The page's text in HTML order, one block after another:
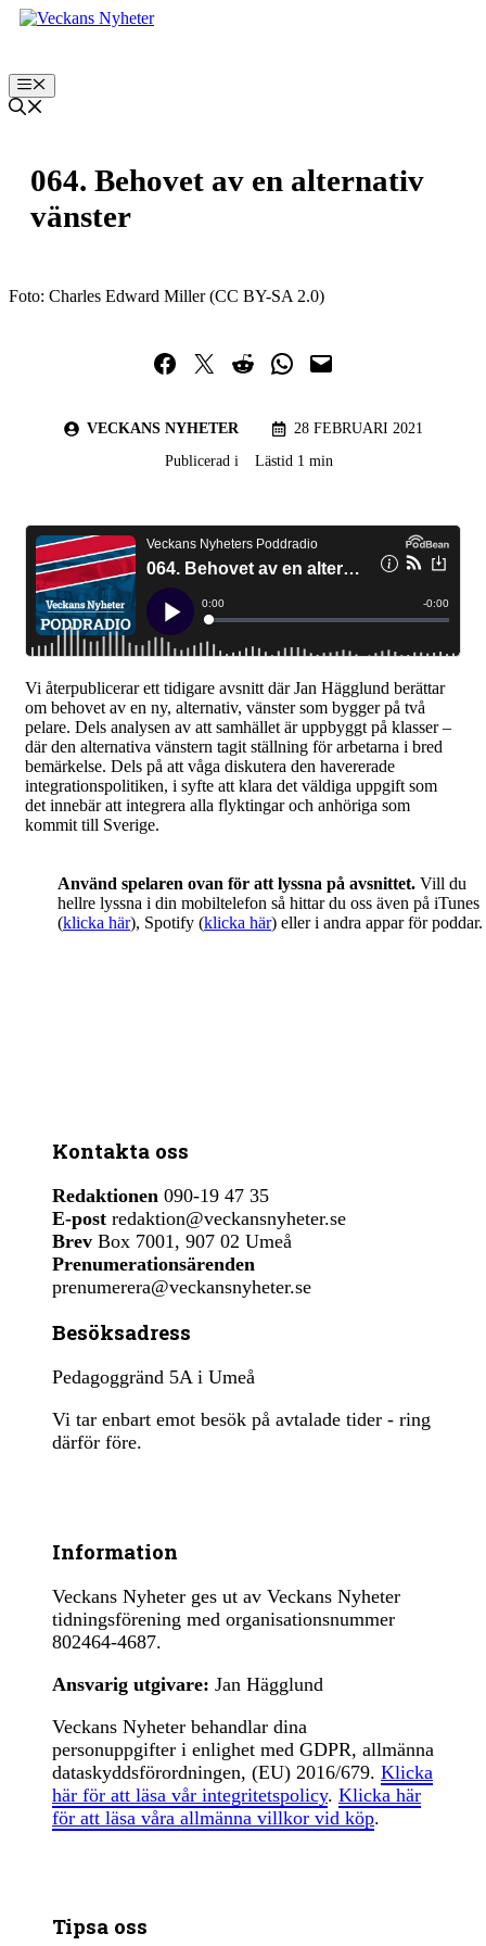
Hoppa
Meny
064. Behovet av en alternativ
vänster
Foto: Charles Edward Miller (CC BY-SA 2.0)
Dela på Facebook
Dela på TwitterDela på RedditDela i WhatsApp
Maila en länk
VECKANS NYHETER
28 FEBRUARI 2021
Publicerad i
Lästid 1 min
Vi återpublicerar ett tidigare avsnitt där Jan Hägglund berättar
om behovet av en ny, alternativ, vänster som bygger på två
pelare. Dels analysen av att samhället är uppbyggt på klasser –
där den alternativa vänstern tagit ställning för arbetarna i bred
bemärkelse. Dels på att våga diskutera den havererade
integrationspolitiken, i syfte att klara det väldiga uppgift som
det innebär att integrera alla flyktingar och anhöriga som
kommit till Sverige.
Använd spelaren ovan för att lyssna på avsnittet. Vill du
hellre lyssna i din mobiltelefon så hittar du oss även på iTunes
(klicka här), Spotify (klicka här) eller i andra appar för poddar.
Kontakta oss
Redaktionen 090-19 47 35
E-post redaktion@veckansnyheter.se
Brev Box 7001, 907 02 Umeå
Prenumerationsärenden
prenumerera@veckansnyheter.se
Besöksadress
Pedagoggränd 5A i Umeå
Vi tar enbart emot besök på avtalade tider - ring
därför före.
Information
Veckans Nyheter ges ut av Veckans Nyheter
tidningsförening med organisationsnummer
802464-4687.
Ansvarig utgivare: Jan Hägglund
Veckans Nyheter behandlar dina
personuppgifter i enlighet med GDPR, allmänna
dataskyddsförordningen, (EU) 2016/679. Klicka
här för att läsa vår integritetspolicy. Klicka här
för att läsa våra allmänna villkor vid köp.
Tipsa oss